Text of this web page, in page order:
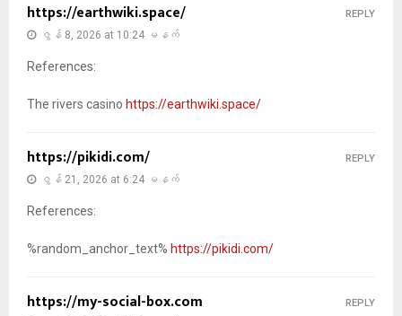
https://earthwiki.space/
ဇွန် 8, 2026 at 10:24 မနက်
References:
The rivers casino https://earthwiki.space/
REPLY
https://pikidi.com/
ဇွန် 21, 2026 at 6:24 မနက်
References:
%random_anchor_text% https://pikidi.com/
REPLY
https://my-social-box.com REPLY